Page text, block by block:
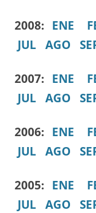
2008: ENE
JUL
AGO
2007: ENE
JUL
AGO
2006: ENE
JUL
AGO
2005: ENE
JUL
AGO